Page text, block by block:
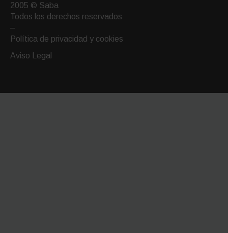
email
2005 © Saba
Todos los derechos reservados
–
Política de privacidad y cookies
Aviso Legal